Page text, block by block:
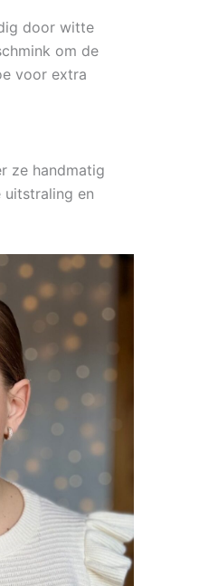
door witte
om de
voor extra
ze handmatig
uitstraling en